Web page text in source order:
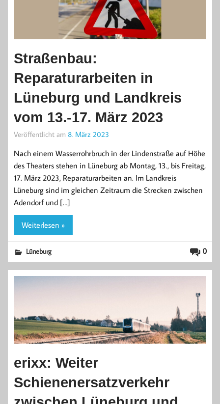
Straßenbau:
Reparaturarbeiten in
Lüneburg und Landkreis
vom 13.-17. März 2023
Veröffentlicht am 8. März 2023
Nach einem Wasserrohrbruch in der Lindenstraße auf Höhe
des Theaters stehen in Lüneburg ab Montag, 13., bis Freitag,
17. März 2023, Reparaturarbeiten an. Im Landkreis
Lüneburg sind im gleichen Zeitraum die Strecken zwischen
Adendorf und […]
Weiterlesen »
0
Lüneburg
erixx: Weiter
Schienenersatzverkehr